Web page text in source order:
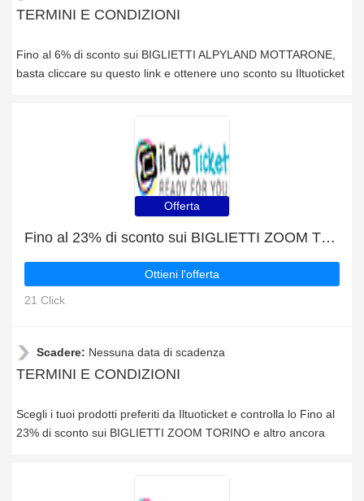
TERMINI E CONDIZIONI
Fino al 6% di sconto sui BIGLIETTI ALPYLAND MOTTARONE,
basta cliccare su questo link e ottenere uno sconto su Iltuoticket
Offerta
Fino al 23% di sconto sui BIGLIETTI ZOOM TORINO e altro ancora
Ottieni l'offerta
21 Click
Scadere: Nessuna data di scadenza
TERMINI E CONDIZIONI
Scegli i tuoi prodotti preferiti da Iltuoticket e controlla lo Fino al
23% di sconto sui BIGLIETTI ZOOM TORINO e altro ancora